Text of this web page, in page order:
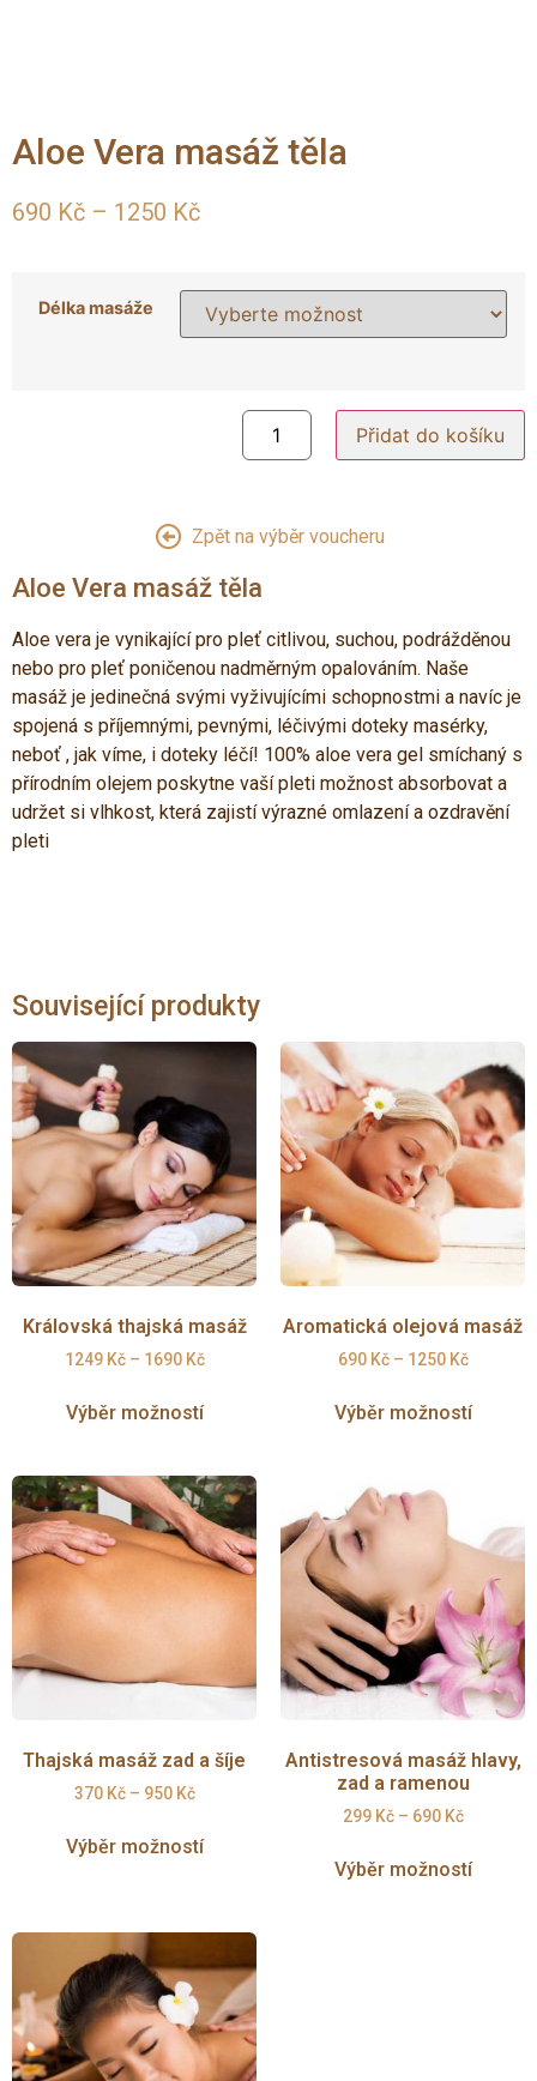
Aloe Vera masáž těla
690 Kč – 1250 Kč
Délka masáže
Přidat do košíku
Zpět na výběr voucheru
Aloe Vera masáž těla
Aloe vera je vynikající pro pleť citlivou, suchou, podrážděnou
nebo pro pleť poničenou nadměrným opalováním. Naše
masáž je jedinečná svými vyživujícími schopnostmi a navíc je
spojená s příjemnými, pevnými, léčivými doteky masérky,
neboť , jak víme, i doteky léčí! 100% aloe vera gel smíchaný s
přírodním olejem poskytne vaší pleti možnost absorbovat a
udržet si vlhkost, která zajistí výrazné omlazení a ozdravění
pleti
Související produkty
Královská thajská masáž
1249 Kč– 1690 Kč
Výběr možností
Aromatická olejová masáž
690 Kč– 1250 Kč
Výběr možností
Thajská masáž zad a šíje
370 Kč– 950 Kč
Výběr možností
Antistresová masáž hlavy,
zad a ramenou
299 Kč– 690 Kč
Výběr možností